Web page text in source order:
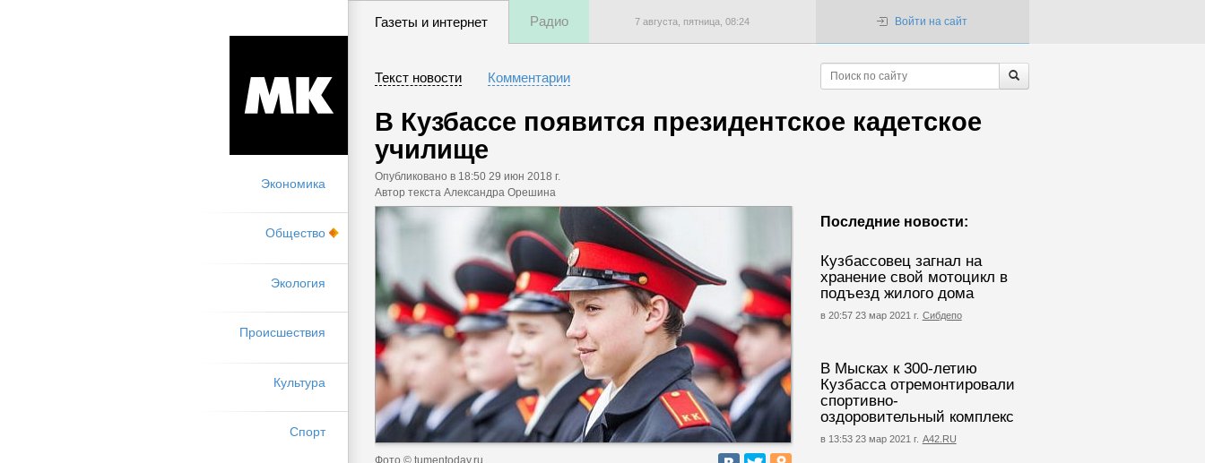
Экономика
Общество
Экология
Происшествия
Культура
Спорт
Газеты и интернет Радио 7 августа, пятница, 08:24 Войти на сайт
Текст новости Комментарии
В Кузбассе появится президентское кадетское
училище
Опубликовано в 18:50 29 июн 2018 г.
Автор текста Александра Орешина
Последние новости:
Кузбассовец загнал на
хранение свой мотоцикл в
подъезд жилого дома
в 20:57 23 мар 2021 г. Сибдепо
В Мысках к 300-летию
Кузбасса отремонтировали
спортивно-
оздоровительный комплекс
в 13:53 23 мар 2021 г. А42.RU
Фото © tumentoday.ru